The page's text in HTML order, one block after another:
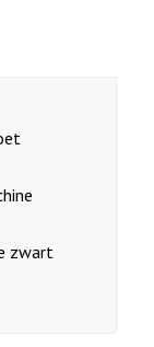
zwart